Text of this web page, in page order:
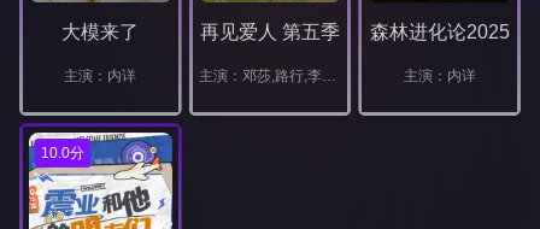
大模来了
主演：内详
再见爱人 第五季
主演：邓莎,路行,李施嬅,车崇健,何美延,梁淞,胡彦斌,姜逸磊,林心如,李维嘉,刘擎,张春
森林进化论2025
主演：内详
10.0分